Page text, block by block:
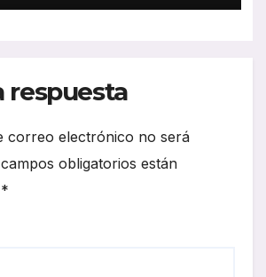
respuesta
correo electrónico no será
obligatorios están
*